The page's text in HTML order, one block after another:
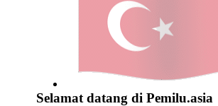
Selamat datang di Pemilu.asia